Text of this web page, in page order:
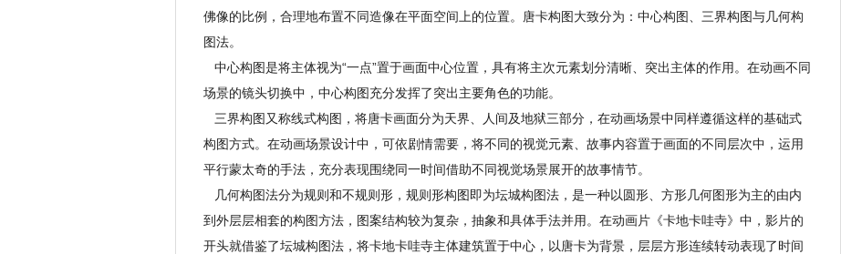
佛像的比例，合理地布置不同造像在平面空间上的位置。唐卡构图大致分为：中心构图、三界构图与几何构
图法。
中心构图是将主体视为“一点”置于画面中心位置，具有将主次元素划分清晰、突出主体的作用。在动画不同
场景的镜头切换中，中心构图充分发挥了突出主要角色的功能。
三界构图又称线式构图，将唐卡画面分为天界、人间及地狱三部分，在动画场景中同样遵循这样的基础式
构图方式。在动画场景设计中，可依剧情需要，将不同的视觉元素、故事内容置于画面的不同层次中，运用
平行蒙太奇的手法，充分表现围绕同一时间借助不同视觉场景展开的故事情节。
几何构图法分为规则和不规则形，规则形构图即为坛城构图法，是一种以圆形、方形几何图形为主的由内
到外层层相套的构图方法，图案结构较为复杂，抽象和具体手法并用。在动画片《卡地卡哇寺》中，影片的
开头就借鉴了坛城构图法，将卡地卡哇寺主体建筑置于中心，以唐卡为背景，层层方形连续转动表现了时间